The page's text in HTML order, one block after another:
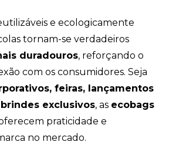
e ecologicamente
tornam-se verdadeiros
duradouros, reforçando o
com os consumidores. Seja
feiras, lançamentos
exclusivos, as ecobags
praticidade e
no mercado.